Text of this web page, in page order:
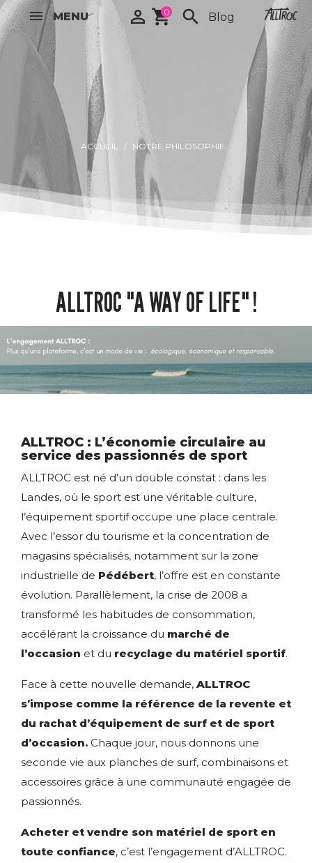
MENU  shopping_cart
0 search Blog
ACCUEIL NOTRE PHILOSOPHIE
ALLTROC "A WAY OF LIFE" !
ALLTROC : L’économie circulaire au
service des passionnés de sport
ALLTROC est né d’un double constat : dans les
Landes, où le sport est une véritable culture,
l’équipement sportif occupe une place centrale.
Avec l’essor du tourisme et la concentration de
magasins spécialisés, notamment sur la zone
industrielle de Pédébert, l’offre est en constante
évolution. Parallèlement, la crise de 2008 a
transformé les habitudes de consommation,
accélérant la croissance du marché de
l’occasion et du recyclage du matériel sportif.
Face à cette nouvelle demande, ALLTROC
s’impose comme la référence de la revente et
du rachat d’équipement de surf et de sport
d’occasion. Chaque jour, nous donnons une
seconde vie aux planches de surf, combinaisons et
accessoires grâce à une communauté engagée de
passionnés.
Acheter et vendre son matériel de sport en
toute confiance, c’est l’engagement d’ALLTROC.